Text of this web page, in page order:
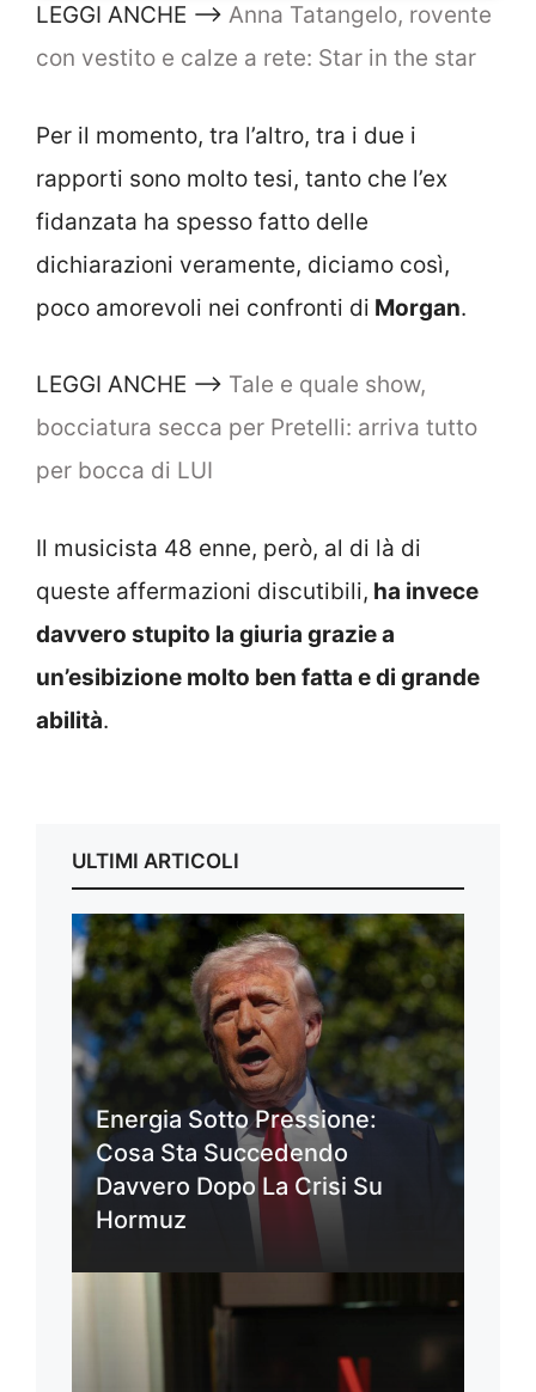
LEGGI ANCHE –> Anna Tatangelo, rovente
con vestito e calze a rete: Star in the star
Per il momento, tra l’altro, tra i due i
rapporti sono molto tesi, tanto che l’ex
fidanzata ha spesso fatto delle
dichiarazioni veramente, diciamo così,
poco amorevoli nei confronti di Morgan.
LEGGI ANCHE –> Tale e quale show,
bocciatura secca per Pretelli: arriva tutto
per bocca di LUI
Il musicista 48 enne, però, al di là di
queste affermazioni discutibili, ha invece
davvero stupito la giuria grazie a
un’esibizione molto ben fatta e di grande
abilità.
ULTIMI ARTICOLI
Energia Sotto Pressione:
Cosa Sta Succedendo
Davvero Dopo La Crisi Su
Hormuz